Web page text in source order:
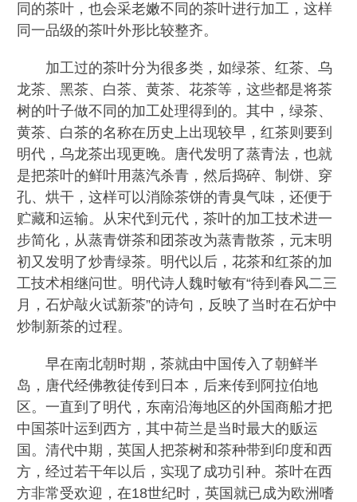
同的茶叶，也会采老嫩不同的茶叶进行加工，这样
同一品级的茶叶外形比较整齐。
加工过的茶叶分为很多类，如绿茶、红茶、乌
龙茶、黑茶、白茶、黄茶、花茶等，这些都是将茶
树的叶子做不同的加工处理得到的。其中，绿茶、
黄茶、白茶的名称在历史上出现较早，红茶则要到
明代，乌龙茶出现更晚。唐代发明了蒸青法，也就
是把茶叶的鲜叶用蒸汽杀青，然后捣碎、制饼、穿
孔、烘干，这样可以消除茶饼的青臭气味，还便于
贮藏和运输。从宋代到元代，茶叶的加工技术进一
步简化，从蒸青饼茶和团茶改为蒸青散茶，元末明
初又发明了炒青绿茶。明代以后，花茶和红茶的加
工技术相继问世。明代诗人魏时敏有“待到春风二三
月，石炉敲火试新茶”的诗句，反映了当时在石炉中
炒制新茶的过程。
早在南北朝时期，茶就由中国传入了朝鲜半
岛，唐代经佛教徒传到日本，后来传到阿拉伯地
区。一直到了明代，东南沿海地区的外国商船才把
中国茶叶运到西方，其中荷兰是当时最大的贩运
国。清代中期，英国人把茶树和茶种带到印度和西
方，经过若干年以后，实现了成功引种。茶叶在西
方非常受欢迎，在18世纪时，英国就已成为欧洲嗜